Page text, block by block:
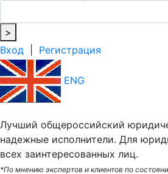
>
Вход
Регистрация
ENG
Лучший общероссийский
надежные исполнители. Для
всех заинтересованных лиц.
*По мнению экспертов и клиентов по